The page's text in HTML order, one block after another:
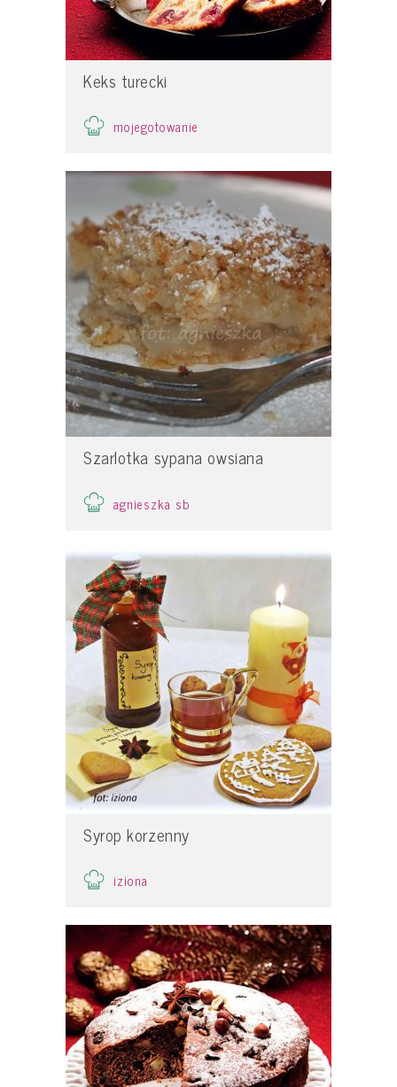
Keks turecki
mojegotowanie
Szarlotka sypana owsiana
agnieszka sb
Syrop korzenny
iziona